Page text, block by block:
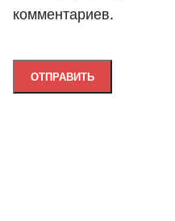
комментариев.